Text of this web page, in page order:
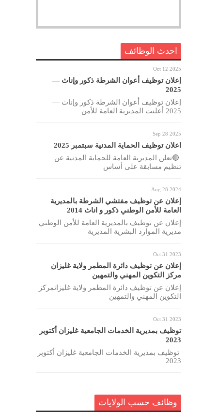
احدث الوظائف
Oct 12 2025
إعلان توظيف أعوان الشرطة ذكور وإناث —
2025
إعلان توظيف أعوان الشرطة ذكور وإناث —
2025 أعلنت المديرية العامة للأمن
Sep 28 2025
اعلان توظيف الحماية المدنية سبتمبر 2025
🔴تعلن المديرية العامة للحماية المدنية عن
تنظيم مسابقة على أساس
Aug 28 2024
إعلان عن توظيف مفتشي الشرطة بالمديرية
العامة للأمن الوطني ذكور و اناث 2014
إعلان عن توظيف بالمديرية العامة للأمن الوطني
مديرية الموارد البشرية المديرية
Oct 31 2023
إعلان عن توظيف دائرة المطمر ولاية غليزان
مركز التكوين المهني والتمهين
إعلان عن توظيف دائرة المطمر ولاية غليزانمركز
التكوين المهني والتمهين
Oct 31 2023
توظيف بمديرية الخدمات الجامعية غليزان أكتوبر
2023
توظيف بمديرية الخدمات الجامعية غليزان أكتوبر
2023
وظائف حسب الولايات